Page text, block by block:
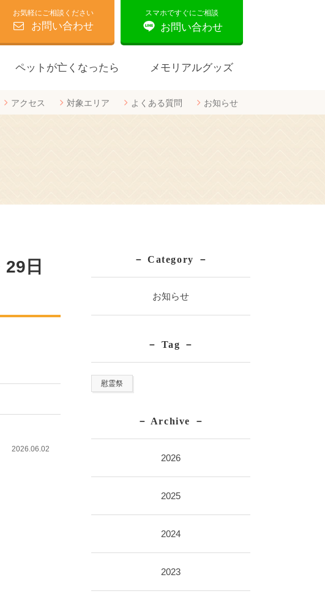
お気軽にご相談ください
お問い合わせ
スマホですぐにご相談
お問い合わせ
ペットが亡くなったら メモリアルグッズ
アクセス 対象エリア よくある質問 お知らせ
日
2026.06.02
Category
お知らせ
Tag
慰霊祭
Archive
2026
2025
2024
2023